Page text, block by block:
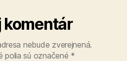
komentár
nebude zverejnená.
polia sú označené *